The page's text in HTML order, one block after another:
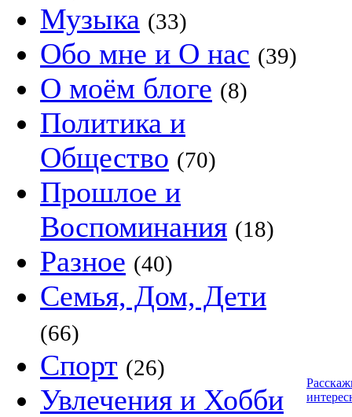
Музыка (33)
Обо мне и О нас (39)
О моём блоге (8)
Политика и
Общество (70)
Прошлое и
Воспоминания (18)
Разное (40)
Семья, Дом, Дети
(66)
Спорт (26)
Увлечения и Хобби